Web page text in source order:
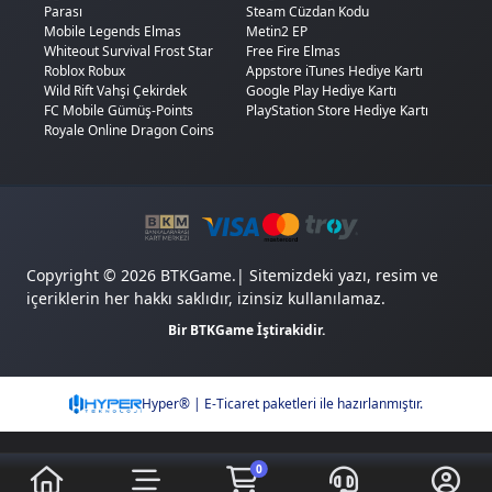
Güncel 101 Okey Plus çip fiyatlarıiçin ürün sayfalarını
kontrol et; kampanya dönemlerinde indirimli paketler
çıkabiliyor. Sık oynuyorsan
5 milyon Çipve üzeri paketler
birim maliyeti düşürdüğü için daha ekonomik.
101 Okey Plus Çip Nasıl
BTKGame'de101 Okey Plussayfasına git ve istediğin çip
2.Sipariş ekranında istenen bilgileri gir.
Sana uygun ödeme yöntemini seç ve ödemeyi tamamla.
4.Çip kodun anında teslim edilir. Oyuna gir, mağaza
bölümünden kodu kullanarak çiplerini hesabına tanımla.
Yükleme genelde birkaç dakika içinde tamamlanır.
BTKGame'de kredi kartı, banka kartı, Papara ve birçok ödeme
yöntemi mevcut. Tüm işlemler SSL güvencesiyle gerçekleşiyor.
0
Parası
Mobile Legends Elmas
Whiteout Survival Frost Star
Roblox Robux
Wild Rift Vahşi Çekirdek
FC Mobile Gümüş-Points
Royale Online Dragon Coins
Steam Cüzdan Kodu
Metin2 EP
Free Fire Elmas
Appstore iTunes Hediye Kartı
Google Play Hediye Kartı
PlayStation Store Hediye Kartı
Copyright © 2026 BTKGame.| Sitemizdeki yazı, resim ve
içeriklerin her hakkı saklıdır, izinsiz kullanılamaz.
Bir BTKGame İştirakidir.
Hyper® | E-Ticaret paketleri ile hazırlanmıştır.